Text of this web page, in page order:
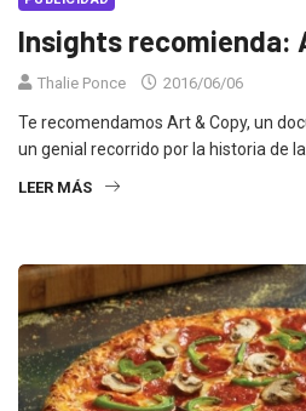
Insights recomienda:
Thalie Ponce 2016/06/06
Te recomendamos Art & Copy, un
un genial recorrido por la historia de la
LEER MÁS